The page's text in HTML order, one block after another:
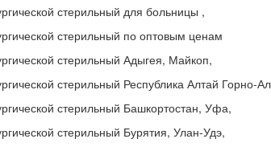
стерильный для больницы ,
стерильный по оптовым ценам
стерильный Адыгея, Майкоп,
стерильный Республика Алтай Горно-
стерильный Башкортостан, Уфа,
стерильный Бурятия, Улан-Удэ,